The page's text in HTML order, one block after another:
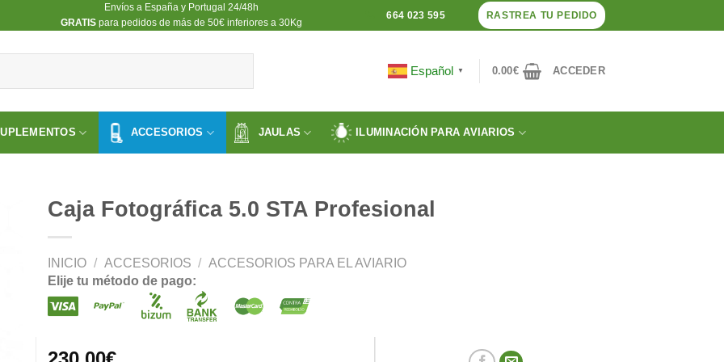
Envíos a España y Portugal 24/48h
​GRATISpara pedidos de más de 50€ inferiores a 30Kg
664 023 595 RASTREA TU PEDIDO
Español ▼ 0.00€ ACCEDER
ACCESORIOS JAULAS ILUMINACIÓN PARA AVIARIOS
Caja Fotográfica 5.0 STA Profesional
INICIO / ACCESORIOS / ACCESORIOS PARA EL AVIARIO
Elije tu método de pago: